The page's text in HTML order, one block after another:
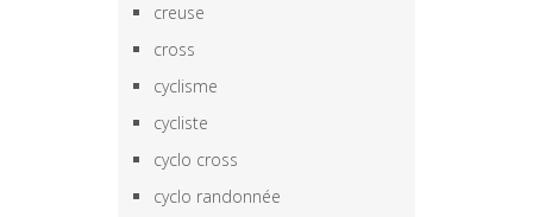
creuse
cross
cyclisme
cycliste
cyclo cross
cyclo randonnée